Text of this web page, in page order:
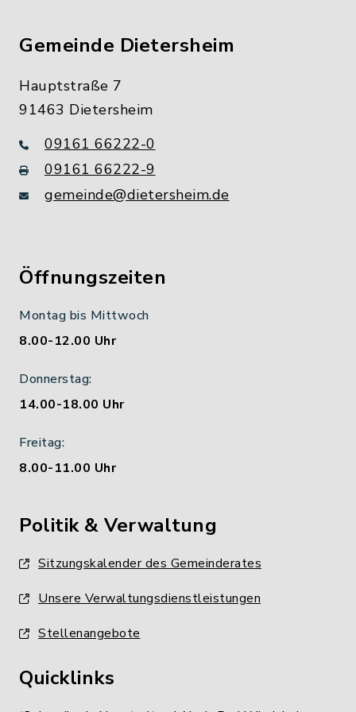
Gemeinde Dietersheim
Hauptstraße 7
91463 Dietersheim
09161 66222-0
09161 66222-9
gemeinde@dietersheim.de
Öffnungszeiten
Montag bis Mittwoch
8.00-12.00 Uhr
Donnerstag:
14.00-18.00 Uhr
Freitag:
8.00-11.00 Uhr
Politik & Verwaltung
Sitzungskalender des Gemeinderates
Unsere Verwaltungsdienstleistungen
Stellenangebote
Quicklinks